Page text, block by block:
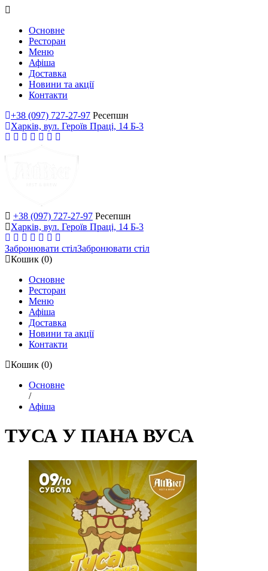
Основне
Ресторан
Меню
Афіша
Доставка
Новини та акції
Контакти
+38 (097) 727-27-97 Ресепшн
Харків, вул. Героїв Праці, 14 Б-3
+38 (097) 727-27-97 Ресепшн
Харків, вул. Героїв Праці, 14 Б-3
Забронювати стілЗабронювати стіл
Кошик (0)
Основне
Ресторан
Меню
Афіша
Доставка
Новини та акції
Контакти
Кошик (0)
Основне
/
Афіша
ТУСА У ПАНА ВУСА